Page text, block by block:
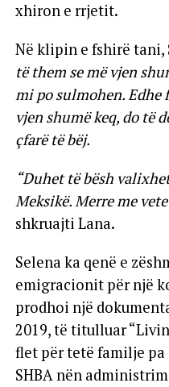
xhiron e rrjetit.
Në klipin e fshirë tani,
të them se më vjen
mi po sulmohen. Edhe
vjen shumë keq, do të
çfarë të bëj.
“Duhet të bësh
Meksikë. Merre me
shkruajti Lana.
Selena ka qenë e
emigracionit për një
prodhoi një
2019, të titulluar
flet për tetë familje pa
SHBA nën